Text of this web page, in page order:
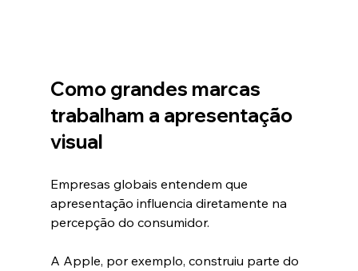
Como grandes marcas
trabalham a apresentação
visual
Empresas globais entendem que
apresentação influencia diretamente na
percepção do consumidor.
A Apple, por exemplo, construiu parte do